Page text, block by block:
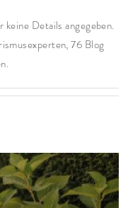
Details angegeben.
76 Blog